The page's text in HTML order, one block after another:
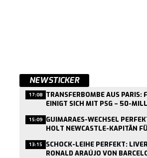
NEWSTICKER
17:08 TRANSFERBOMBE AUS PARIS:
EINIGT SICH MIT PSG – 50-
15:09 GUIMARAES-WECHSEL
HOLT NEWCASTLE-KAPITÄN
13:15 SCHOCK-LEIHE PERFEKT:
RONALD ARAÚJO VON